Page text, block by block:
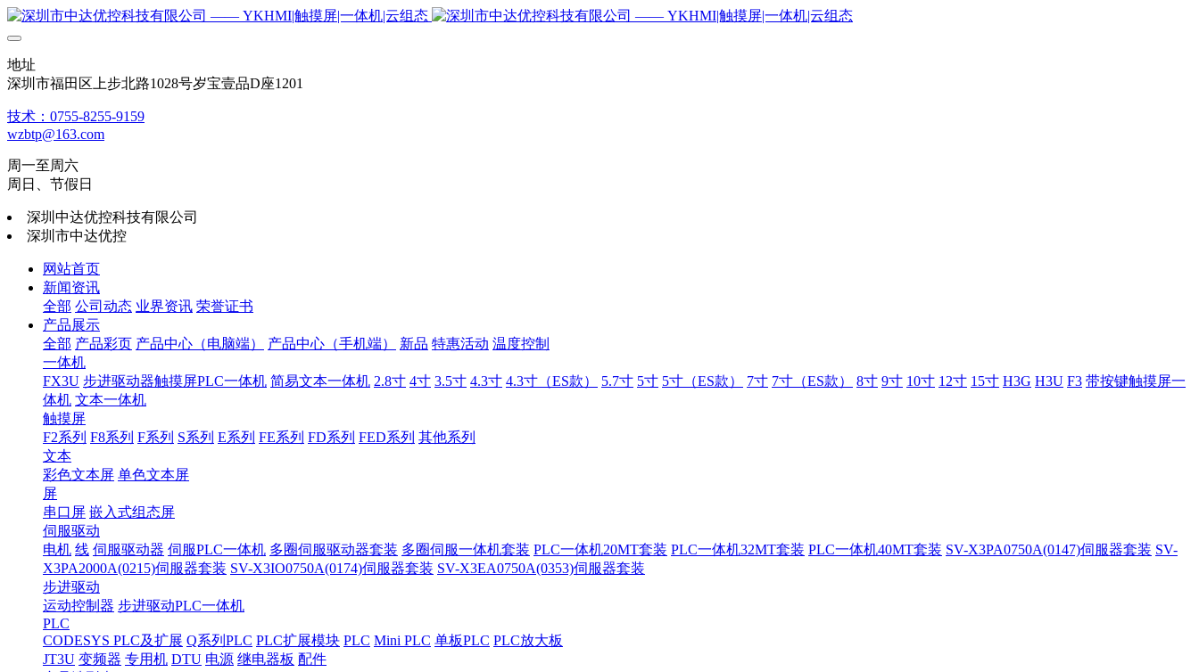
地址
深圳市福田区上步北路1028号岁宝壹品D座1201
技术：0755-8255-9159
wzbtp@163.com
周一至周六
周日、节假日
深圳中达优控科技有限公司
深圳市中达优控
网站首页
新闻资讯
全部 公司动态 业界资讯 荣誉证书
产品展示
全部 产品彩页 产品中心（电脑端） 产品中心（手机端） 新品 特惠活动 温度控制
一体机
FX3U 步进驱动器触摸屏PLC一体机 简易文本一体机 2.8寸 4寸 3.5寸 4.3寸 4.3寸（ES款） 5.7寸 5寸 5寸（ES款） 7寸 7寸（ES款） 8寸 9寸 10寸 12寸 15寸 H3G H3U F3 带按键触摸屏一
体机 文本一体机
触摸屏
F2系列 F8系列 F系列 S系列 E系列 FE系列 FD系列 FED系列 其他系列
文本
彩色文本屏 单色文本屏
屏
串口屏 嵌入式组态屏
伺服驱动
电机 线 伺服驱动器 伺服PLC一体机 多圈伺服驱动器套装 多圈伺服一体机套装 PLC一体机20MT套装 PLC一体机32MT套装 PLC一体机40MT套装 SV-X3PA0750A(0147)伺服器套装 SV-
X3PA2000A(0215)伺服器套装 SV-X3IO0750A(0174)伺服器套装 SV-X3EA0750A(0353)伺服器套装
步进驱动
运动控制器 步进驱动PLC一体机
PLC
CODESYS PLC及扩展 Q系列PLC PLC扩展模块 PLC Mini PLC 单板PLC PLC放大板
JT3U 变频器 专用机 DTU 电源 继电器板 配件